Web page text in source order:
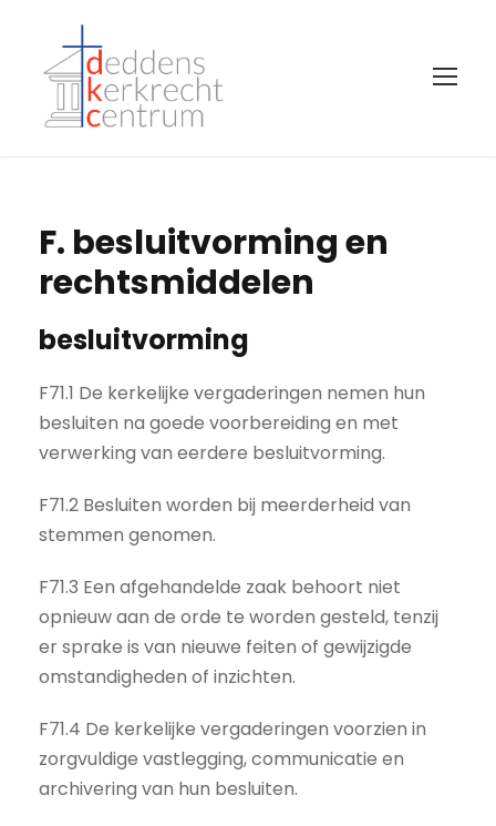
F. besluitvorming en
rechtsmiddelen
besluitvorming
F71.1 De kerkelijke vergaderingen nemen hun
besluiten na goede voorbereiding en met
verwerking van eerdere besluitvorming.
F71.2 Besluiten worden bij meerderheid van
stemmen genomen.
F71.3 Een afgehandelde zaak behoort niet
opnieuw aan de orde te worden gesteld, tenzij
er sprake is van nieuwe feiten of gewijzigde
omstandigheden of inzichten.
F71.4 De kerkelijke vergaderingen voorzien in
zorgvuldige vastlegging, communicatie en
archivering van hun besluiten.